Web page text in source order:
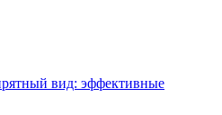
вид: эффективные